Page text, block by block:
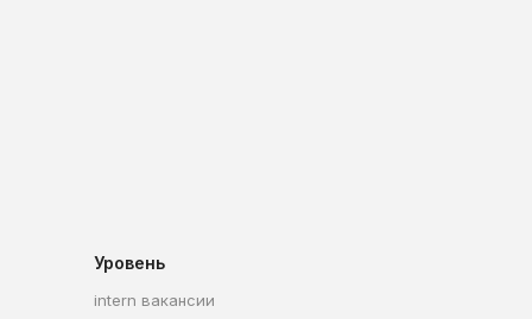
Уровень
intern вакансии